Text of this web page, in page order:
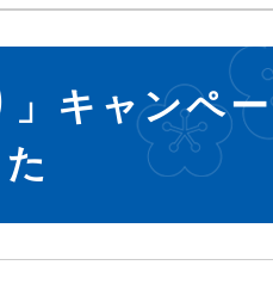
」キャンペー